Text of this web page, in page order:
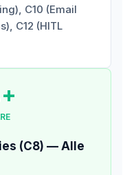
C10 (Email
C12 (HITL
(C8) — Alle